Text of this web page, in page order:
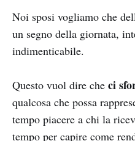
Noi sposi vogliamo che
un segno della giornata,
indimenticabile.
Questo vuol dire che ci
qualcosa che possa
tempo piacere a chi la
tempo per capire come